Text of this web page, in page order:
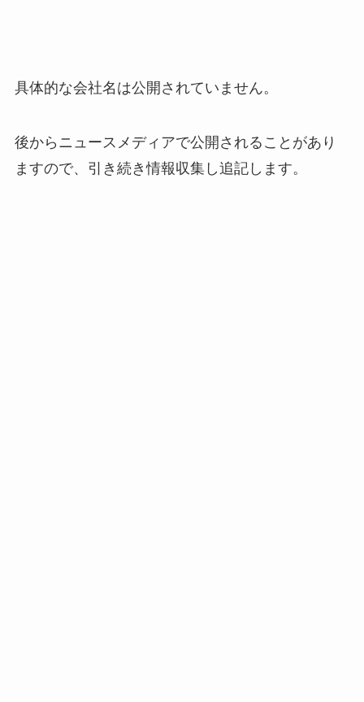
具体的な会社名は公開されていません。
後からニュースメディアで公開されることがあり
ますので、引き続き情報収集し追記します。